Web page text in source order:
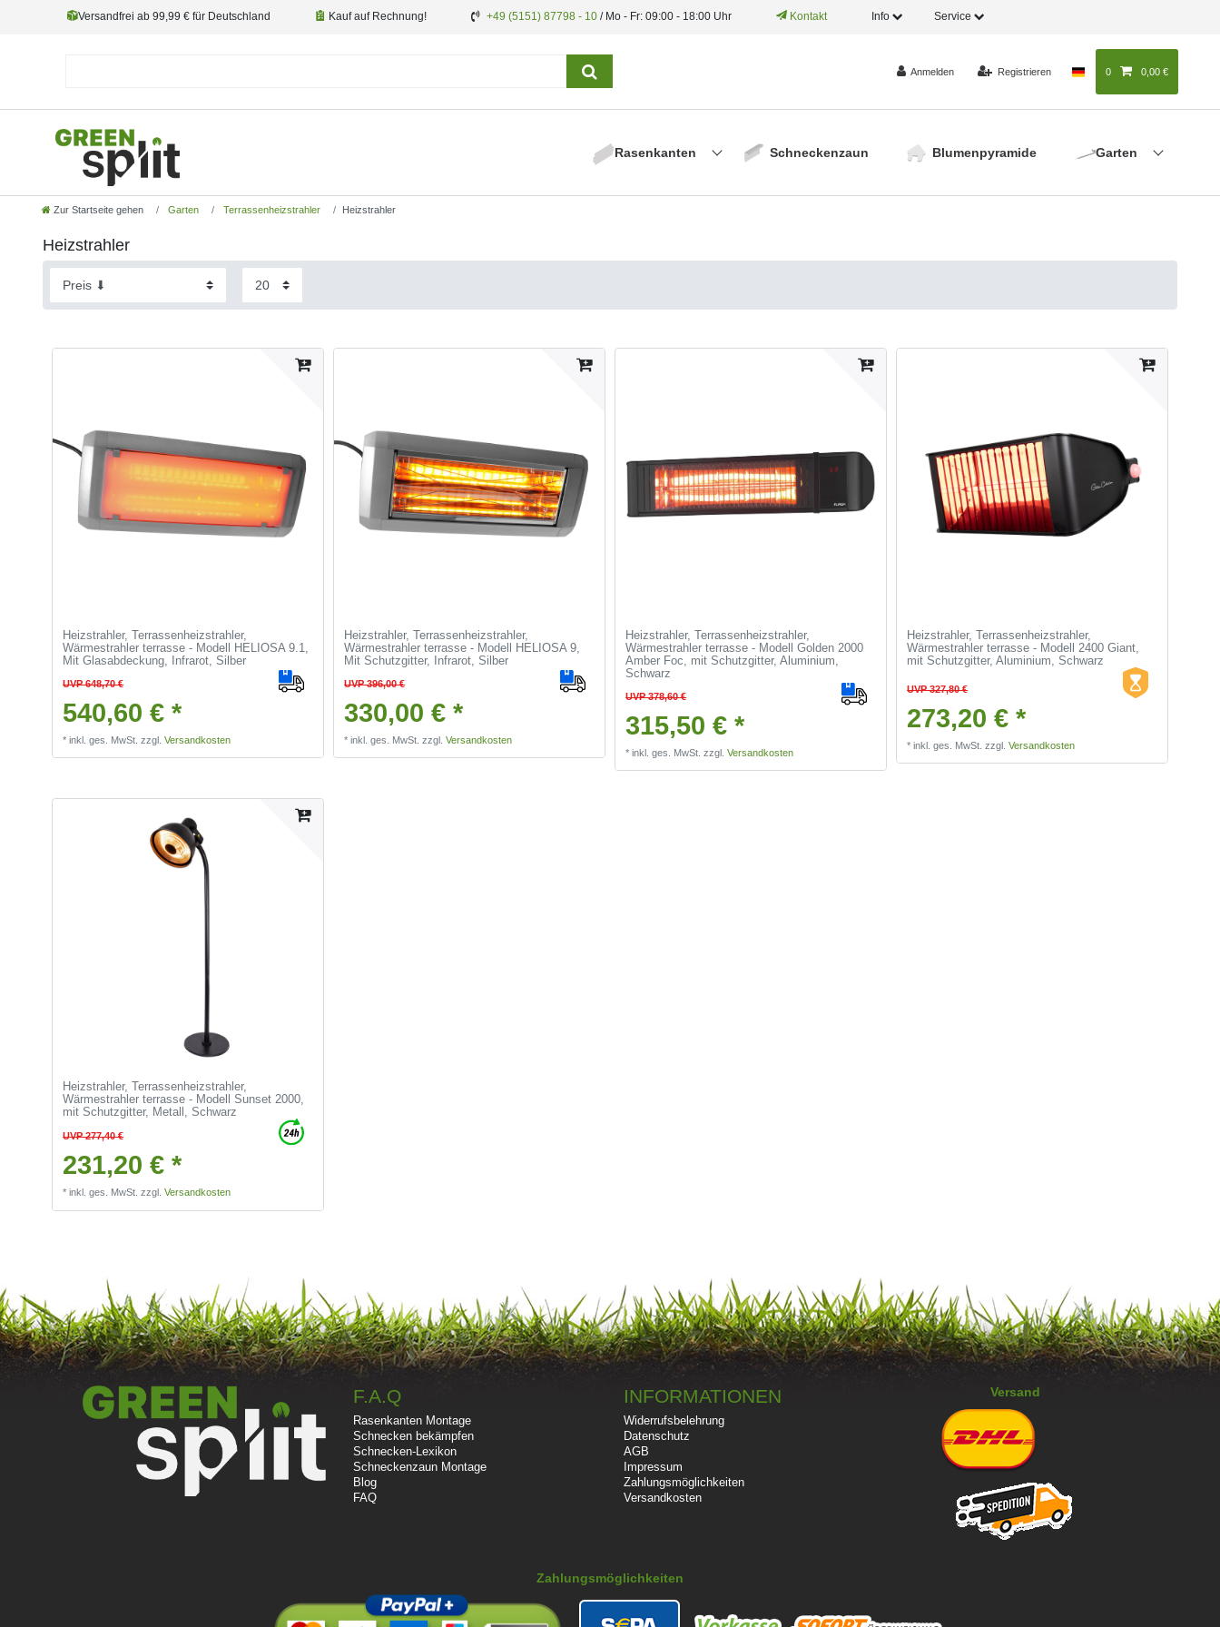
Versandfrei ab 99,99 € für Deutschland Kauf auf Rechnung! +49 (5151) 87798 - 10 / Mo - Fr: 09:00 - 18:00 Uhr Kontakt Info Service
Anmelden Registrieren 0 0,00 €
Rasenkanten Schneckenzaun Blumenpyramide Garten
Zur Startseite gehen Garten Terrassenheizstrahler Heizstrahler
Heizstrahler
Heizstrahler, Terrassenheizstrahler,
Wärmestrahler terrasse - Modell HELIOSA 9.1,
Mit Glasabdeckung, Infrarot, Silber
UVP 648,70 €
540,60 € *
*inkl. ges. MwSt. zzgl.Versandkosten
Heizstrahler, Terrassenheizstrahler,
Wärmestrahler terrasse - Modell HELIOSA 9,
Mit Schutzgitter, Infrarot, Silber
UVP 396,00 €
330,00 € *
*inkl. ges. MwSt. zzgl.Versandkosten
Heizstrahler, Terrassenheizstrahler,
Wärmestrahler terrasse - Modell Golden 2000
Amber Foc, mit Schutzgitter, Aluminium,
Schwarz
UVP 378,60 €
315,50 € *
*inkl. ges. MwSt. zzgl.Versandkosten
Heizstrahler, Terrassenheizstrahler,
Wärmestrahler terrasse - Modell 2400 Giant,
mit Schutzgitter, Aluminium, Schwarz
UVP 327,80 €
273,20 € *
*inkl. ges. MwSt. zzgl.Versandkosten
Heizstrahler, Terrassenheizstrahler,
Wärmestrahler terrasse - Modell Sunset 2000,
mit Schutzgitter, Metall, Schwarz
UVP 277,40 €
231,20 € *
*inkl. ges. MwSt. zzgl.Versandkosten
F.A.Q
Rasenkanten Montage
Schnecken bekämpfen
Schnecken-Lexikon
Schneckenzaun Montage
Blog
FAQ
INFORMATIONEN
Widerrufsbelehrung
Datenschutz
AGB
Impressum
Zahlungsmöglichkeiten
Versandkosten
Versand
Zahlungsmöglichkeiten